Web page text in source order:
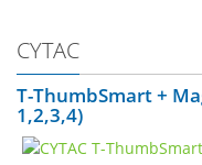
CYTAC
T-ThumbSmart +
1,2,3,4)